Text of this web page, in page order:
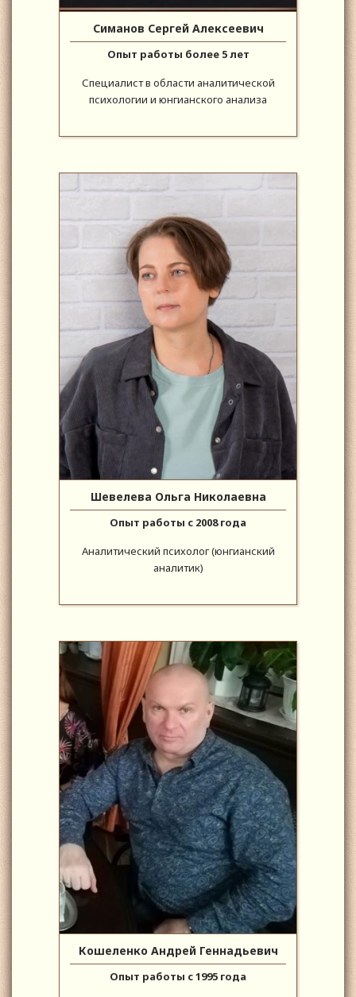
Симанов Сергей Алексеевич
Опыт работы более 5 лет
Специалист в области аналитической
психологии и юнгианского анализа
Шевелева Ольга Николаевна
Опыт работы с 2008 года
Аналитический психолог (юнгианский
аналитик)
Кошеленко Андрей Геннадьевич
Опыт работы с 1995 года